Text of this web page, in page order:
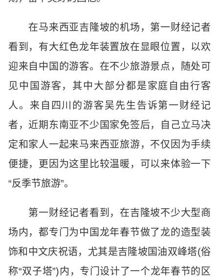
在马来西亚吉隆坡的机场，第一财经记者
看到，有大红色龙年装置放在显眼位置，以欢
迎来自中国的游客。在不少旅游景点，随处可
见中国游客，其中大部分都是家庭自由行客
人。来自四川的游客吴先生告诉第一财经记
者，近期东南亚不少国家免签后，自己立马决
定和家人一起来马来西亚旅游，不仅因为手续
便捷，更因为这里比较温暖，可以来体验一下
“反季节旅游”。
第一财经记者看到，在吉隆坡不少大型商
场内，都专门为中国龙年春节做了龙的造型装
饰和中文庆祝语，尤其是吉隆坡国油双峰塔(俗
称“双子塔”)内，专门设计了一个龙年春节的区